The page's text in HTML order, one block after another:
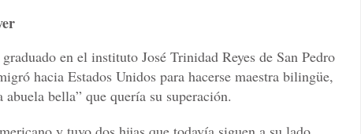
en el instituto José Trinidad Reyes de San Pedro
hacia Estados Unidos para hacerse maestra bilingüe,
bella” que quería su superación.